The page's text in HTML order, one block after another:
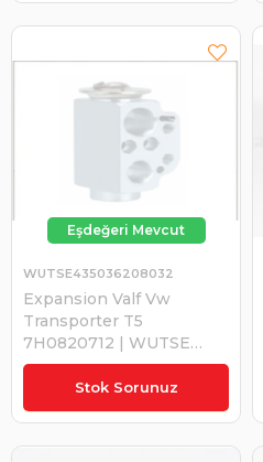
Stok Sorunuz
Expansion Valf Vw
Transporter T5
7H0820712 | WUTSE
435036208032
WUTSE435036208032